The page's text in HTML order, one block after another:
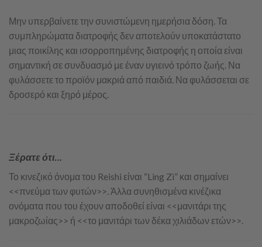
Μην υπερβαίνετε την συνιστώμενη ημερήσια δόση. Τα
συμπληρώματα διατροφής δεν αποτελούν υποκατάστατο
μιας ποικίλης και ισορροπημένης διατροφής η οποία είναι
σημαντική σε συνδυασμό με έναν υγιεινό τρόπο ζωής. Να
φυλάσσετε το προϊόν μακριά από παιδιά. Να φυλάσσεται σε
δροσερό και ξηρό μέρος.
Ξέρατε ότι…
Το κινεζικό όνομα του Reishi είναι “Ling Zi” και σημαίνει
<<πνεύμα των φυτών>>. Άλλα συνηθισμένα κινέζικα
ονόματα που του έχουν αποδοθεί είναι <<μανιτάρι της
μακροζωίας>> ή <<το μανιτάρι των δέκα χιλιάδων ετών>>.